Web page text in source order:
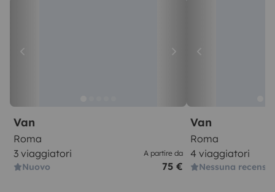
Van
Roma
3 viaggiatori
Nuovo
A partire da
75 €
Van
Roma
4 viaggiatori
Nessuna